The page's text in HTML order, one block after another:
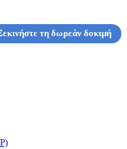
τη δωρεάν δοκιμή